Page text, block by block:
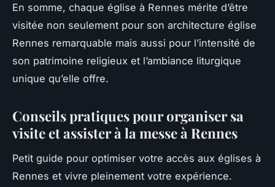
En somme, chaque église à Rennes mérite d’être
visitée non seulement pour son architecture église
Rennes remarquable mais aussi pour l’intensité de
son patrimoine religieux et l’ambiance liturgique
unique qu’elle offre.
Conseils pratiques pour organiser sa
visite et assister à la messe à Rennes
Petit guide pour optimiser votre accès aux églises à
Rennes et vivre pleinement votre expérience.